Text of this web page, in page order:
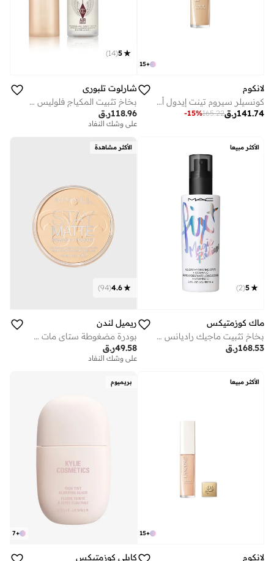
+
15
لانكوم
كونسيلر سيروم تينت إيدول ألترا وير كير آند جلو
ر.ق141.74
165.22
-15%
5
(
14
)
شارلوت تلبوري
بخاخ تثبيت المكياج فلوليس سعة 34 مل
ر.ق118.96
على وشك النفاد
الأكثر مبيعا
5
(
2
)
ماك كوزمتيكس
بخاخ تثبيت ماجيك راديانس فيكس بلس 100 مل
ر.ق168.53
الأكثر مشاهدة
4.6
(
94
)
ريميل لندن
بودرة مضغوطة ستاي مات من ريميل - 001 - شفاف، 14 جم
ر.ق49.58
على وشك النفاد
الأكثر مبيعا
+
15
لانكوم
بريميوم
+
7
كايلي كوزمتيكس